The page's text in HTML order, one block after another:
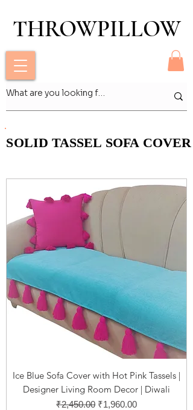
THROWPILLOW
THROWPILLOW
SOLID TASSEL SOFA COVER
SOLID TASSEL SOFA COVER
Ice Blue Sofa Cover with Hot Pink Tassels |
Designer Living Room Decor | Diwali
일반가
₹2,450.00 할인가
₹1,960.00